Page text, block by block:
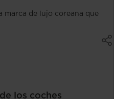
marca de lujo coreana que
los coches